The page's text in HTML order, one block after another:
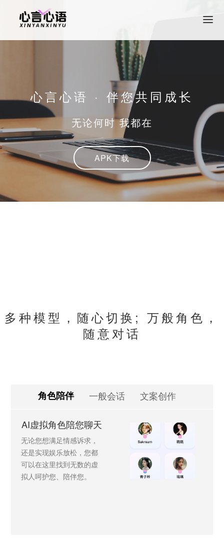
加入我们心言心语 · 伴您共同成长
无论何时 我都在
APK下载
多种模型，随心切换; 万般角色，
随意对话
角色陪伴 一般会话 文案创作
AI虚拟角色陪您聊天
无论您想满足情感诉求，
还是实现娱乐放松，您都
可以在这里找到无数的虚
拟人呵护您、陪伴您。